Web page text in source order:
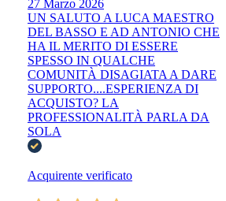
27 Marzo 2026
UN SALUTO A LUCA MAESTRO
DEL BASSO E AD ANTONIO CHE
HA IL MERITO DI ESSERE
SPESSO IN QUALCHE
COMUNITÀ DISAGIATA A DARE
SUPPORTO....ESPERIENZA DI
ACQUISTO? LA
PROFESSIONALITÀ PARLA DA
SOLA
Acquirente verificato